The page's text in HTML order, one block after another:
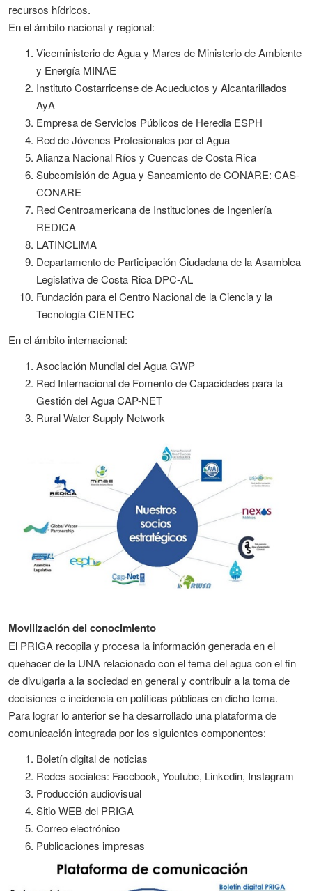
recursos hídricos.
En el ámbito nacional y regional:
Viceministerio de Agua y Mares de Ministerio de Ambiente
y Energía MINAE
Instituto Costarricense de Acueductos y Alcantarillados
AyA
Empresa de Servicios Públicos de Heredia ESPH
Red de Jóvenes Profesionales por el Agua
Alianza Nacional Ríos y Cuencas de Costa Rica
Subcomisión de Agua y Saneamiento de CONARE: CAS-
CONARE
Red Centroamericana de Instituciones de Ingeniería
REDICA
LATINCLIMA
Departamento de Participación Ciudadana de la Asamblea
Legislativa de Costa Rica DPC-AL
Fundación para el Centro Nacional de la Ciencia y la
Tecnología CIENTEC
En el ámbito internacional:
Asociación Mundial del Agua GWP
Red Internacional de Fomento de Capacidades para la
Gestión del Agua CAP-NET
Rural Water Supply Network
Movilización del conocimiento
El PRIGA recopila y procesa la información generada en el
quehacer de la UNA relacionado con el tema del agua con el fin
de divulgarla a la sociedad en general y contribuir a la toma de
decisiones e incidencia en políticas públicas en dicho tema.
Para lograr lo anterior se ha desarrollado una plataforma de
comunicación integrada por los siguientes componentes:
Boletín digital de noticias
Redes sociales: Facebook, Youtube, Linkedin, Instagram
Producción audiovisual
Sitio WEB del PRIGA
Correo electrónico
Publicaciones impresas